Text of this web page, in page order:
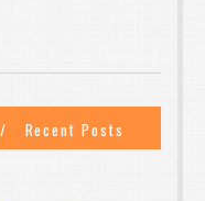
Recent Posts